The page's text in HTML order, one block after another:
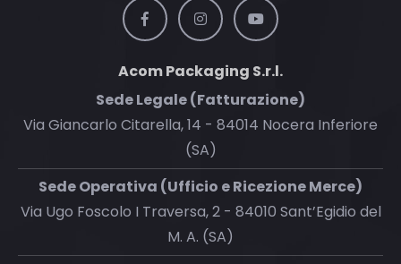
Acom Packaging S.r.l.
Sede Legale (Fatturazione)
Via Giancarlo Citarella, 14 - 84014 Nocera Inferiore
(SA)
Sede Operativa (Ufficio e Ricezione Merce)
Via Ugo Foscolo I Traversa, 2 - 84010 Sant’Egidio del
M. A. (SA)